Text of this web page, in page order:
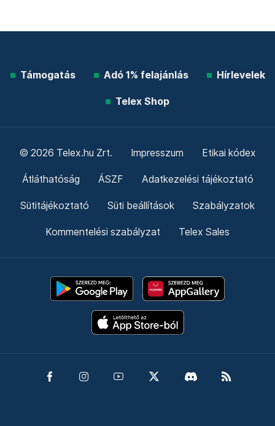
Támogatás Adó 1% felajánlás Hírlevelek
Telex Shop
© 2026 Telex.hu Zrt. Impresszum Etikai kódex
Átláthatóság ÁSZF Adatkezelési tájékoztató
Sütitájékoztató Süti beállítások Szabályzatok
Kommentelési szabályzat Telex Sales